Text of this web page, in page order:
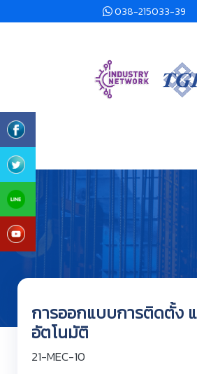
038-215033-39
การออกแบบการติดตั้ง
อัตโนมัติ
21-MEC-10